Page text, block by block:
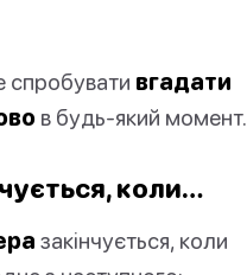
спробувати вгадати
в будь-який момент.
коли…
закінчується, коли